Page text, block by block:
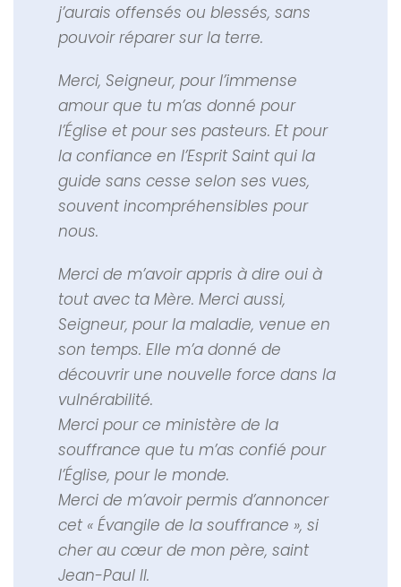
j’aurais offensés ou blessés, sans
pouvoir réparer sur la terre.
Merci, Seigneur, pour l’immense
amour que tu m’as donné pour
l’Église et pour ses pasteurs. Et pour
la confiance en l’Esprit Saint qui la
guide sans cesse selon ses vues,
souvent incompréhensibles pour
nous.
Merci de m’avoir appris à dire oui à
tout avec ta Mère. Merci aussi,
Seigneur, pour la maladie, venue en
son temps. Elle m’a donné de
découvrir une nouvelle force dans la
vulnérabilité.
Merci pour ce ministère de la
souffrance que tu m’as confié pour
l’Église, pour le monde.
Merci de m’avoir permis d’annoncer
cet « Évangile de la souffrance », si
cher au cœur de mon père, saint
Jean-Paul II.